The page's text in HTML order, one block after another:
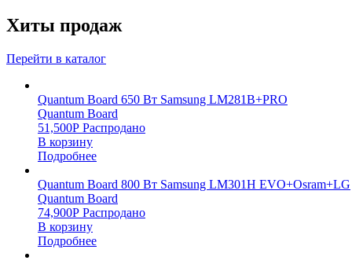
Хиты продаж
Перейти в каталог
Quantum Board 650 Вт Samsung LM281B+PRO
Quantum Board
51,500Р Распродано
В корзину
Подробнее
Quantum Board 800 Вт Samsung LM301H EVO+Osram+LG
Quantum Board
74,900Р Распродано
В корзину
Подробнее